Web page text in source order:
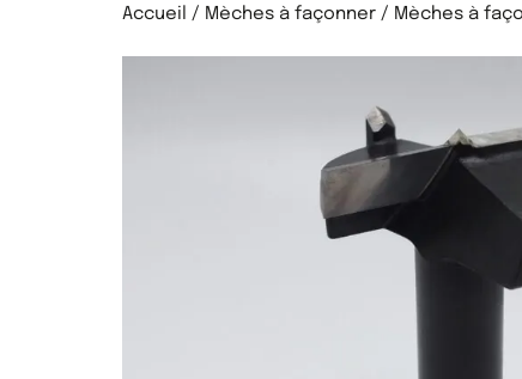
Accueil / Mèches à façonner / Mèches à